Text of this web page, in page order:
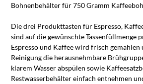
Bohnenbehälter für 750 Gramm
Die drei Produkttasten für Espresso,
sind auf die gewünschte Tassenfüllmenge
Espresso und Kaffee wird frisch
Reinigung die herausnehmbare
klarem Wasser abspülen sowie
Restwasserbehälter einfach entnehmen